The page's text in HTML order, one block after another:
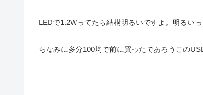
LEDで1.2Wってたら結構明るいですよ。明るい
ちなみに多分100均で前に買ったであろうこの